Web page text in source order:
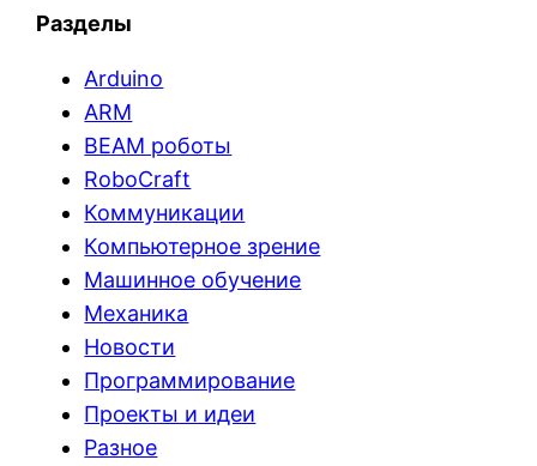
Разделы
Arduino
ARM
BEAM роботы
RoboCraft
Коммуникации
Компьютерное зрение
Машинное обучение
Механика
Новости
Программирование
Проекты и идеи
Разное